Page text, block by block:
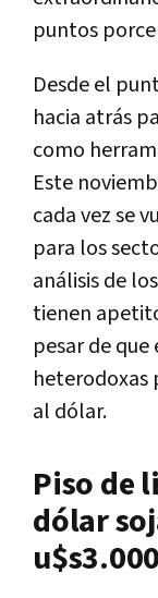
puntos
Desde el
hacia atrás
como
Este
cada vez se
para los
análisis de
tienen
pesar de que
heterodoxas
al dólar.
Piso de
dólar